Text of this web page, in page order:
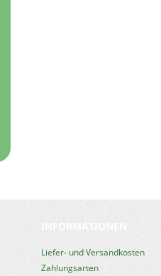
INFORMATIONEN
Liefer- und Versandkosten
Zahlungsarten